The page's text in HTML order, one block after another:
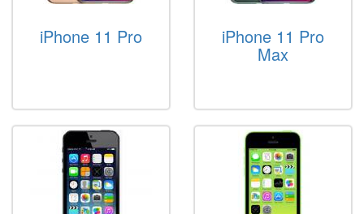
iPhone 11 Pro iPhone 11 Pro
Max